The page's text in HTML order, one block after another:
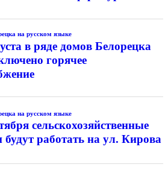
на русском языке
в ряде домов Белорецка
горячее
на русском языке
сельскохозяйственные
работать на ул. Кирова